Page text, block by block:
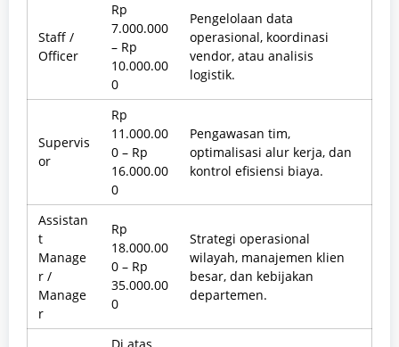
Staff /
Officer
Rp
7.000.000
– Rp
10.000.00
0
Pengelolaan data
operasional, koordinasi
vendor, atau analisis
logistik.
Supervis
or
Rp
11.000.00
0 – Rp
16.000.00
0
Pengawasan tim,
optimalisasi alur kerja, dan
kontrol efisiensi biaya.
Assistan
t
Manage
r /
Manage
r
Rp
18.000.00
0 – Rp
35.000.00
0
Strategi operasional
wilayah, manajemen klien
besar, dan kebijakan
departemen.